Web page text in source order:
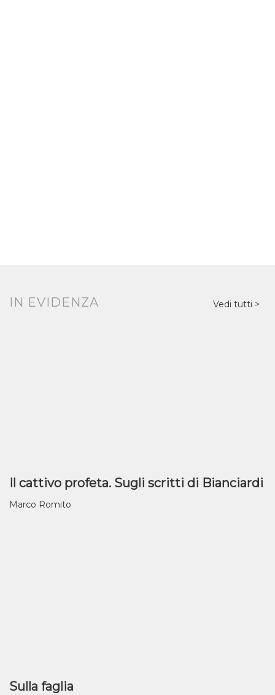
IN EVIDENZA Vedi tutti
Il cattivo profeta. Sugli scritti di Bianciardi
Marco Romito
Sulla faglia